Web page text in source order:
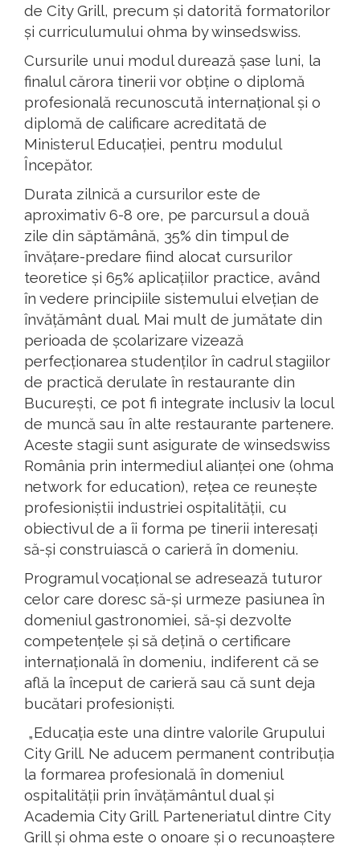
de City Grill, precum și datorită formatorilor
și curriculumului ohma by winsedswiss.
Cursurile unui modul durează șase luni, la
finalul cărora tinerii vor obține o diplomă
profesională recunoscută internațional și o
diplomă de calificare acreditată de
Ministerul Educației, pentru modulul
Începător.
Durata zilnică a cursurilor este de
aproximativ 6-8 ore, pe parcursul a două
zile din săptămână, 35% din timpul de
învățare-predare fiind alocat cursurilor
teoretice și 65% aplicațiilor practice, având
în vedere principiile sistemului elvețian de
învățământ dual. Mai mult de jumătate din
perioada de școlarizare vizează
perfecționarea studenților în cadrul stagiilor
de practică derulate în restaurante din
București, ce pot fi integrate inclusiv la locul
de muncă sau în alte restaurante partenere.
Aceste stagii sunt asigurate de winsedswiss
România prin intermediul alianței one (ohma
network for education), rețea ce reunește
profesioniștii industriei ospitalității, cu
obiectivul de a îi forma pe tinerii interesați
să-și construiască o carieră în domeniu.
Programul vocațional se adresează tuturor
celor care doresc să-și urmeze pasiunea în
domeniul gastronomiei, să-și dezvolte
competențele și să dețină o certificare
internațională în domeniu, indiferent că se
află la început de carieră sau că sunt deja
bucătari profesioniști.
„Educația este una dintre valorile Grupului
City Grill. Ne aducem permanent contribuția
la formarea profesională în domeniul
ospitalității prin învățământul dual și
Academia City Grill. Parteneriatul dintre City
Grill și ohma este o onoare și o recunoaștere